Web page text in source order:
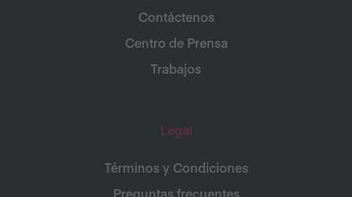
Contáctenos
Centro de Prensa
Trabajos
Legal
Términos y Condiciones
Preguntas frecuentes